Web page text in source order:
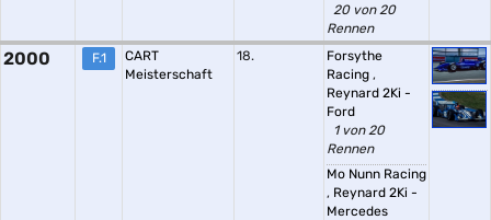
20 von 20
Rennen
2000 F.1
CART
Meisterschaft
18.
Forsythe
Racing ,
Reynard 2Ki -
Ford
1 von 20
Rennen
Mo Nunn Racing
, Reynard 2Ki -
Mercedes